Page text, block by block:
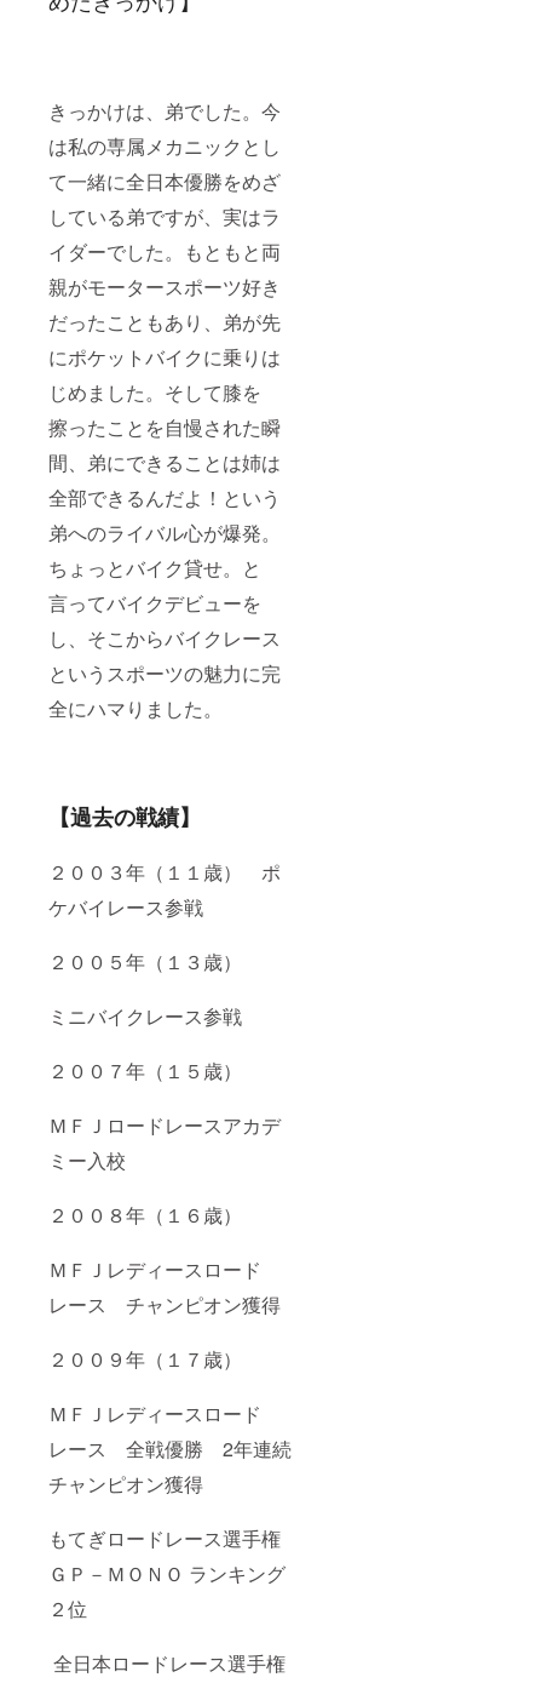
きっかけは、弟でした。今
は私の専属メカニックとし
て一緒に全日本優勝をめざ
している弟ですが、実はラ
イダーでした。もともと両
親がモータースポーツ好き
だったこともあり、弟が先
にポケットバイクに乗りは
じめました。そして膝を
擦ったことを自慢された瞬
間、弟にできることは姉は
全部できるんだよ！という
弟へのライバル心が爆発。
ちょっとバイク貸せ。と
言ってバイクデビューを
し、そこからバイクレース
というスポーツの魅力に完
全にハマりました。
【過去の戦績】
２００３年（１１歳） ポ
ケバイレース参戦
２００５年（１３歳）
ミニバイクレース参戦
２００７年（１５歳）
ＭＦＪロードレースアカデ
ミー入校
２００８年（１６歳）
ＭＦＪレディースロード
レース チャンピオン獲得
２００９年（１７歳）
ＭＦＪレディースロード
レース 全戦優勝 2年連続
チャンピオン獲得
もてぎロードレース選手権
ＧＰ－ＭＯＮＯ ランキング
２位
全日本ロードレース選手権